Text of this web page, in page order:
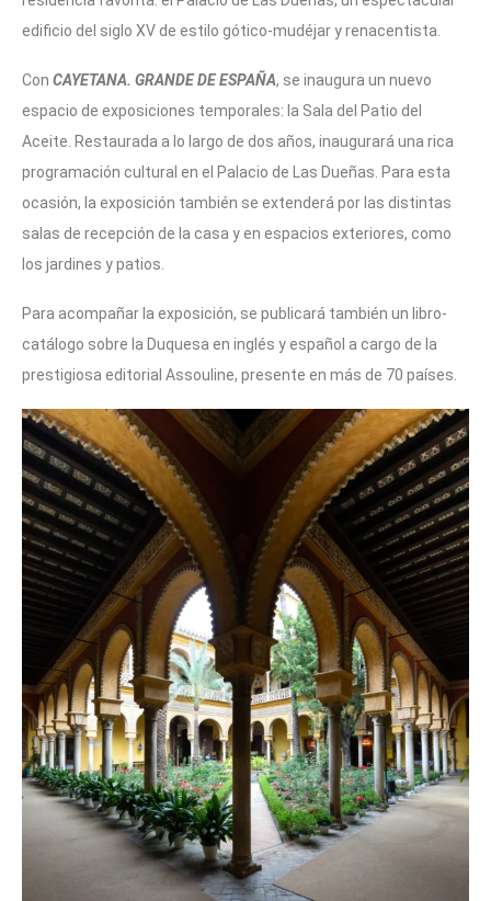
edificio del siglo XV de estilo gótico-mudéjar y renacentista.
Con CAYETANA. GRANDE DE ESPAÑA, se inaugura un nuevo
espacio de exposiciones temporales: la Sala del Patio del
Aceite. Restaurada a lo largo de dos años, inaugurará una rica
programación cultural en el Palacio de Las Dueñas. Para esta
ocasión, la exposición también se extenderá por las distintas
salas de recepción de la casa y en espacios exteriores, como
los jardines y patios.
Para acompañar la exposición, se publicará también un libro-
catálogo sobre la Duquesa en inglés y español a cargo de la
prestigiosa editorial Assouline, presente en más de 70 países.